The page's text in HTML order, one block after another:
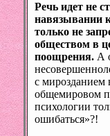
Речь идет не
навязывании
только не
обществом в
поощрения. А
с мирозданием
общемировом
психологии
ошибаться»?!